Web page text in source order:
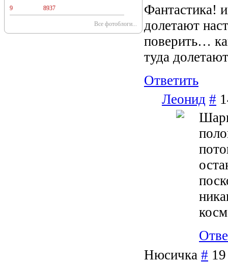
9 8937
Все фотоблоги...
Фантастика!
долетают
поверить…
туда
Ответить
Леонид #
Нюсичка #